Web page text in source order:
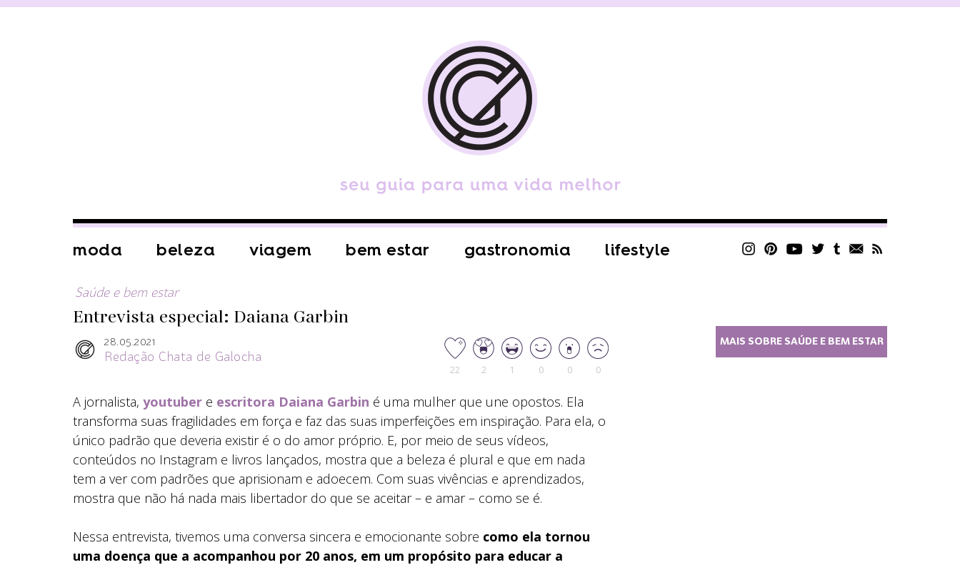
moda beleza viagem bem estar gastronomia lifestyle
Saúde e bem estar
Entrevista especial: Daiana Garbin
28.05.2021
Redação Chata de Galocha
22 2 1 0 0 0
A jornalista, youtuber e escritora Daiana Garbin é uma mulher que une opostos. Ela
transforma suas fragilidades em força e faz das suas imperfeições em inspiração. Para ela, o
único padrão que deveria existir é o do amor próprio. E, por meio de seus vídeos,
conteúdos no Instagram e livros lançados, mostra que a beleza é plural e que em nada
tem a ver com padrões que aprisionam e adoecem. Com suas vivências e aprendizados,
mostra que não há nada mais libertador do que se aceitar – e amar – como se é.
Nessa entrevista, tivemos uma conversa sincera e emocionante sobre como ela tornou
uma doença que a acompanhou por 20 anos, em um propósito para educar a
MAIS SOBRE SAÚDE E BEM ESTAR